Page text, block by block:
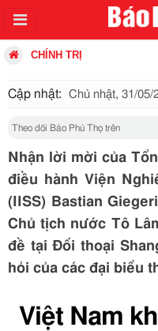
CHÍNH TRỊ
Cập nhật: Chủ nhật, 31/05/
Theo dõi Báo Phú Thọ trên
Nhận lời mời của
điều hành Viện
(IISS) Bastian
Chủ tịch nước Tô
đề tại Đối thoại
hỏi của các đại biểu
Việt Nam